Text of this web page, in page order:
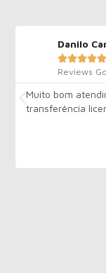
Danilo

Reviews
Muito bom
transferência